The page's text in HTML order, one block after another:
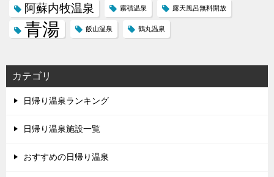
阿蘇内牧温泉 霧積温泉 露天風呂無料開放
青湯 飯山温泉 鶴丸温泉
カテゴリ
日帰り温泉ランキング
日帰り温泉施設一覧
おすすめの日帰り温泉